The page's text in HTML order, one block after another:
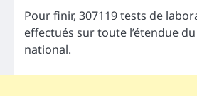
Pour finir, 307119 tests de
effectués sur toute l’étendue
national.